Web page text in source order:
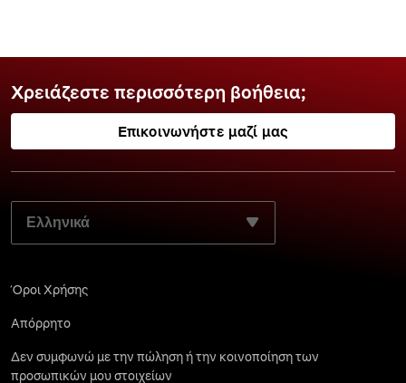
Χρειάζεστε περισσότερη βοήθεια;
Επικοινωνήστε μαζί μας
ΕΠΙΛΈΞΤΕ ΤΗ ΓΛΏΣΣΑ ΤΗΣ ΠΡΟΤΊΜΗΣΉΣ ΣΑΣ:
Όροι Χρήσης
Απόρρητο
Δεν συμφωνώ με την πώληση ή την κοινοποίηση των
προσωπικών μου στοιχείων